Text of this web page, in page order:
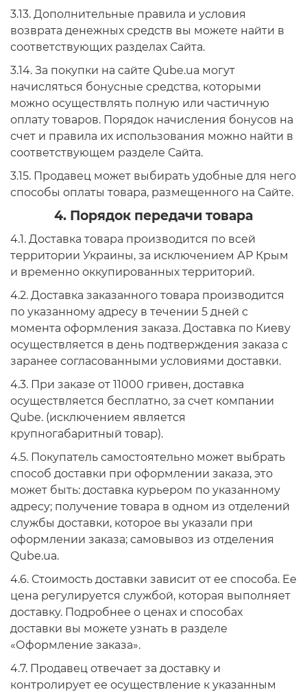
3.13. Дополнительные правила и условия
возврата денежных средств вы можете найти в
соответствующих разделах Сайта.
3.14. За покупки на сайте Qube.ua могут
начисляться бонусные средства, которыми
можно осуществлять полную или частичную
оплату товаров. Порядок начисления бонусов на
счет и правила их использования можно найти в
соответствующем разделе Сайта.
3.15. Продавец может выбирать удобные для него
способы оплаты товара, размещенного на Сайте.
4. Порядок передачи товара
4.1. Доставка товара производится по всей
территории Украины, за исключением АР Крым
и временно оккупированных территорий.
4.2. Доставка заказанного товара производится
по указанному адресу в течении 5 дней с
момента оформления заказа. Доставка по Киеву
осуществляется в день подтверждения заказа с
заранее согласованными условиями доставки.
4.3. При заказе от 11000 гривен, доставка
осуществляется бесплатно, за счет компании
Qube. (исключением является
крупногабаритный товар).
4.5. Покупатель самостоятельно может выбрать
способ доставки при оформлении заказа, это
может быть: доставка курьером по указанному
адресу; получение товара в одном из отделений
службы доставки, которое вы указали при
оформлении заказа; самовывоз из отделения
Qube.ua.
4.6. Стоимость доставки зависит от ее способа. Ее
цена регулируется службой, которая выполняет
доставку. Подробнее о ценах и способах
доставки вы можете узнать в разделе
«Оформление заказа».
4.7. Продавец отвечает за доставку и
контролирует ее осуществление к указанным